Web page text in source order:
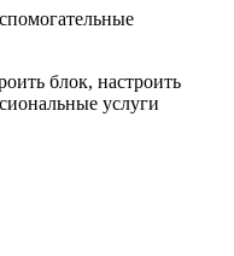
блок, настроить
услуги